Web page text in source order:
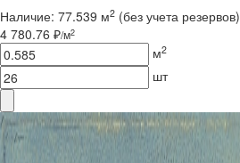
Наличие: 77.539 м2 (без учета резервов)
4 780.76 ₽/м2
м2
шт